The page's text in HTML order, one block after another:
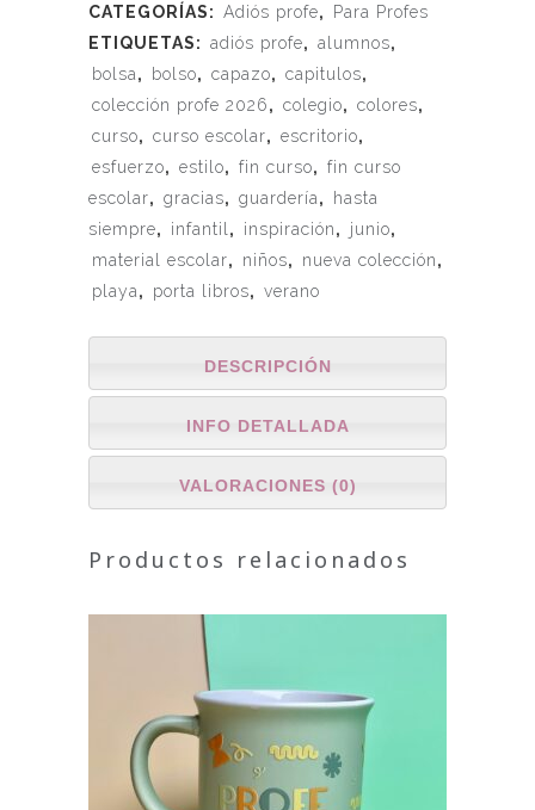
CATEGORÍAS: Adiós profe,
Para Profes
ETIQUETAS: adiós profe, alumnos,
bolsa, bolso, capazo, capitulos,
colección profe 2026, colegio, colores,
curso, curso escolar, escritorio,
esfuerzo, estilo, fin curso, fin curso
escolar, gracias, guardería,
hasta
siempre, infantil , inspiración, junio,
material escolar, niños, nueva colección,
playa, porta libros, verano
DESCRIPCIÓN
INFO DETALLADA
VALORACIONES (0)
Productos relacionados